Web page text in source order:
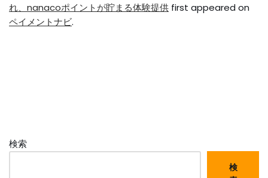
れ、nanacoポイントが貯まる体験提供 first appeared on
ペイメントナビ.
検索
検